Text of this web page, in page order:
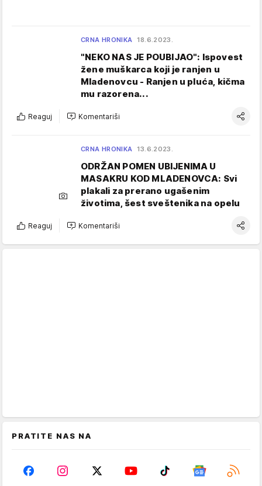
CRNA HRONIKA 18.6.2023.
"NEKO NAS JE POUBIJAO": Ispovest
žene muškarca koji je ranjen u
Mladenovcu - Ranjen u pluća, kičma
mu razorena...
Reaguj Komentariši
CRNA HRONIKA 13.6.2023.
ODRŽAN POMEN UBIJENIMA U
MASAKRU KOD MLADENOVCA: Svi
plakali za prerano ugašenim
životima, šest sveštenika na opelu
Reaguj Komentariši
PRATITE NAS NA